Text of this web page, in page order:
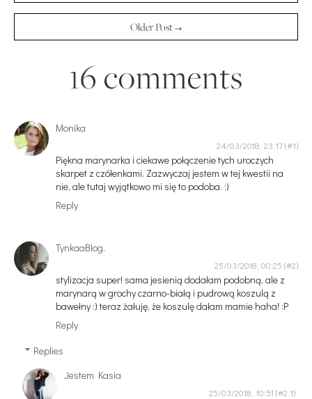
Older Post →
16 comments
Monika
24/03/2018, 23:17
Piękna marynarka i ciekawe połączenie tych uroczych
skarpet z czółenkami. Zazwyczaj jestem w tej kwestii na
nie, ale tutaj wyjątkowo mi się to podoba. :)
Reply
TynkaaBlog.
25/03/2018, 00:25
stylizacja super! sama jesienią dodałam podobną, ale z
marynarą w grochy czarno-białą i pudrową koszulą z
bawełny :) teraz żałuję, że koszulę dałam mamie haha! :P
Reply
Replies
Jestem Kasia
25/03/2018, 10:51